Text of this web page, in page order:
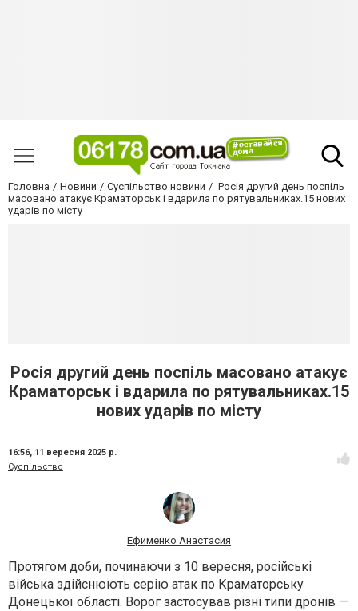
Головна Новини Суспільство новини
Росія другий день поспіль
масовано атакує Краматорськ і вдарила по рятувальниках.15 нових
ударів по місту
Росія другий день поспіль масовано атакує
Краматорськ і вдарила по рятувальниках.15
нових ударів по місту
16:56, 11 вересня 2025 р.
Суспільство
Ефименко Анастасия
Протягом доби, починаючи з 10 вересня, російські
війська здійснюють серію атак по Краматорську
Донецької області. Ворог застосував різні типи дронів —